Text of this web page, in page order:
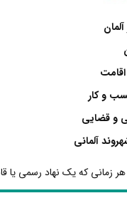
و کار
و قضایی
آلمانی
زمانی که یک نهاد رسمی یا